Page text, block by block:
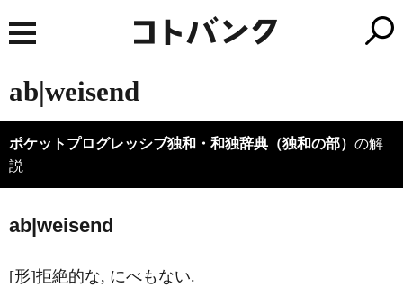
ab|weisend
ポケットプログレッシブ独和・和独辞典（独和の部） の解
説
ab|weisend
[形]拒絶的な, にべもない.